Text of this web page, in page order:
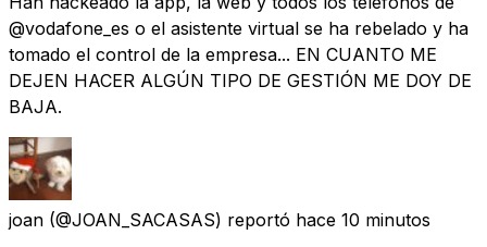
@vodafone_es o el asistente virtual se ha rebelado y ha
tomado el control de la empresa... EN CUANTO ME
DEJEN HACER ALGÚN TIPO DE GESTIÓN ME DOY DE
BAJA.
joan (@JOAN_SACASAS) reportó hace 10 minutos